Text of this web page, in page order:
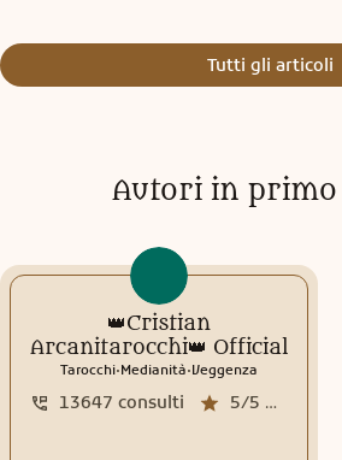
Tutti gli articoli
Autori in primo
👑Cristian
Arcanitarocchi👑 Official
Tarocchi.Medianità.Veggenza
5/5 media
13647 consulti